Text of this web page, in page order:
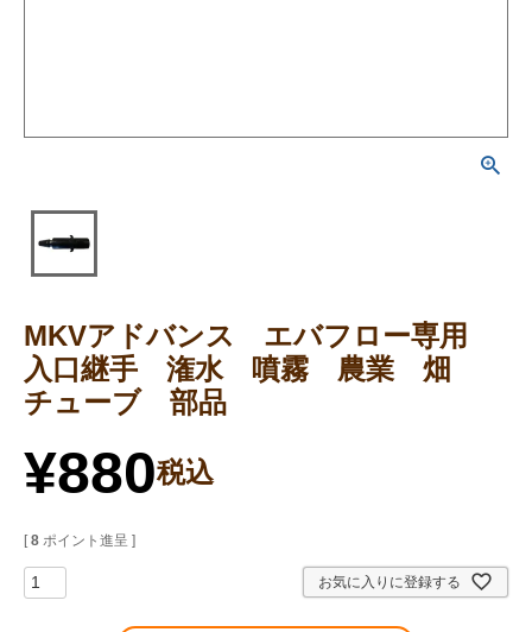
MKVアドバンス エバフロー専用
入口継手 潅水 噴霧 農業 畑
チューブ 部品
¥880税込
[ 8 ポイント進呈 ]
お気に入りに登録する